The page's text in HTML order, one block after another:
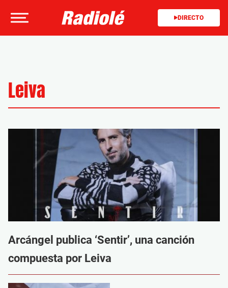
DIRECTO
Leiva
Arcángel publica ‘Sentir’, una canción
compuesta por Leiva